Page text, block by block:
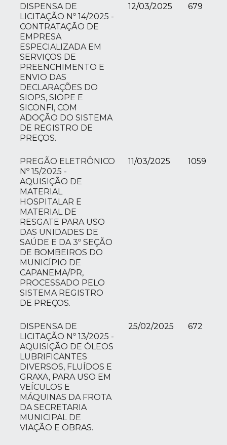
DISPENSA DE
LICITAÇÃO Nº 14/2025 -
CONTRATAÇÃO DE
EMPRESA
ESPECIALIZADA EM
SERVIÇOS DE
PREENCHIMENTO E
ENVIO DAS
DECLARAÇÕES DO
SIOPS, SIOPE E
SICONFI, COM
ADOÇÃO DO SISTEMA
DE REGISTRO DE
PREÇOS.
12/03/2025 679
PREGÃO ELETRÔNICO
Nº 15/2025 -
AQUISIÇÃO DE
MATERIAL
HOSPITALAR E
MATERIAL DE
RESGATE PARA USO
DAS UNIDADES DE
SAÚDE E DA 3º SEÇÃO
DE BOMBEIROS DO
MUNICÍPIO DE
CAPANEMA/PR,
PROCESSADO PELO
SISTEMA REGISTRO
DE PREÇOS.
11/03/2025 1059
DISPENSA DE
LICITAÇÃO Nº 13/2025 -
AQUISIÇÃO DE ÓLEOS
LUBRIFICANTES
DIVERSOS, FLUÍDOS E
GRAXA, PARA USO EM
VEÍCULOS E
MÁQUINAS DA FROTA
DA SECRETARIA
MUNICIPAL DE
VIAÇÃO E OBRAS.
25/02/2025 672